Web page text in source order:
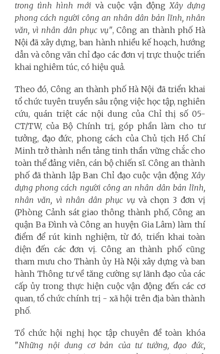
trong tình hình mới và cuộc vận độngXây dựng
phong cách người công an nhân dân bản lĩnh, nhân
văn, vì nhân dân phục vụ", Công an thành phố Hà
Nội đã xây dựng, ban hành nhiều kế hoạch, hướng
dẫn và công văn chỉ đạo các đơn vị trực thuộc triển
khai nghiêm túc, có hiệu quả.
Theo đó, Công an thành phố Hà Nội đã triển khai
tổ chức tuyên truyền sâu rộng việc học tập, nghiên
cứu, quán triệt các nội dung của Chỉ thị số 05-
CT/TW, của Bộ Chính trị, góp phần làm cho tư
tưởng, đạo đức, phong cách của Chủ tịch Hồ Chí
Minh trở thành nền tảng tinh thần vững chắc cho
toàn thể đảng viên, cán bộ chiến sĩ. Công an thành
phố đã thành lập Ban Chỉ đạo cuộc vận độngXây
dựng phong cách người công an nhân dân bản lĩnh,
nhân văn, vì nhân dân phục vụvà chọn 3 đơn vị
(Phòng Cảnh sát giao thông thành phố, Công an
quận Ba Đình và Công an huyện Gia Lâm) làm thí
điểm để rút kinh nghiệm, từ đó, triển khai toàn
diện đến các đơn vị. Công an thành phố cũng
tham mưu cho Thành ủy Hà Nội xây dựng và ban
hành Thông tư về tăng cường sự lãnh đạo của các
cấp ủy trong thực hiện cuộc vận động đến các cơ
quan, tổ chức chính trị - xã hội trên địa bàn thành
phố.
Tổ chức hội nghị học tập chuyên đề toàn khóa
"Những nội dung cơ bản của tư tưởng, đạo đức,